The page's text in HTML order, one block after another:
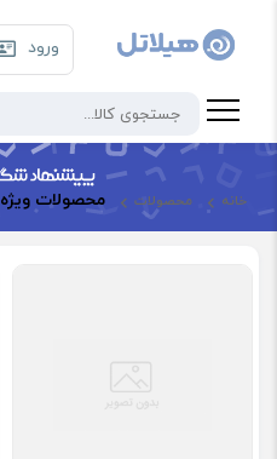
ورود
خانه محصولات محصولات ویژه